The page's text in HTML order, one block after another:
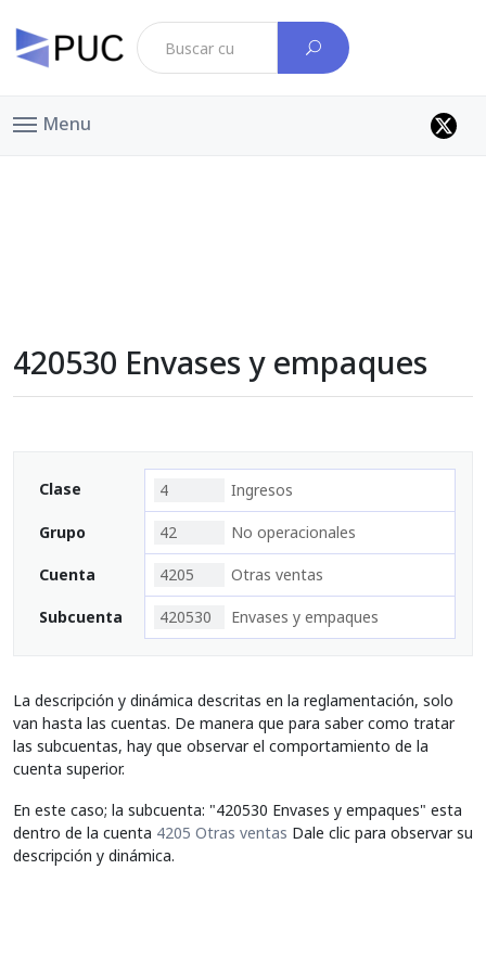
Menu
420530 Envases y empaques
Clase 4 Ingresos
Grupo 42 No operacionales
Cuenta 4205 Otras ventas
Subcuenta 420530 Envases y empaques
La descripción y dinámica descritas en la reglamentación, solo
van hasta las cuentas. De manera que para saber como tratar
las subcuentas, hay que observar el comportamiento de la
cuenta superior.
En este caso; la subcuenta: "420530 Envases y empaques" esta
dentro de la cuenta 4205 Otras ventas Dale clic para observar su
descripción y dinámica.